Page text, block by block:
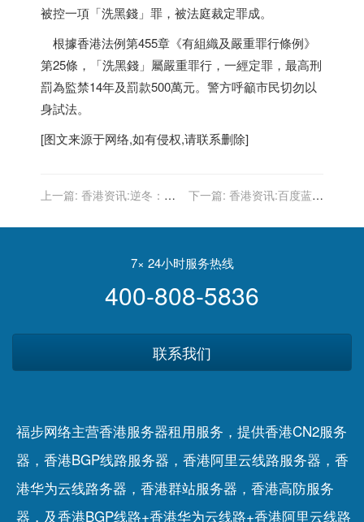
被控一項「洗黑錢」罪，被法庭裁定罪成。
根據香港法例第455章《有組織及嚴重罪行條例》
第25條，「洗黑錢」屬嚴重罪行，一經定罪，最高刑
罰為監禁14年及罰款500萬元。警方呼籲市民切勿以
身試法。
[图文来源于网络,如有侵权,请联系删除]
上一篇: 香港资讯:逆冬：分
尾与主词秘密
下一篇: 香港资讯:百度蓝天
目录内容
7× 24小时服务热线
400-808-5836
联系我们
福步网络主营香港服务器租用服务，提供香港CN2服务
器，香港BGP线路服务器，香港阿里云线路服务器，香
港华为云线路务器，香港群站服务器，香港高防服务
器，及香港BGP线路+香港华为云线路+香港阿里云线路